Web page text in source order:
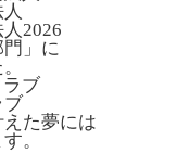
2026
門」に
ブ
えた夢には
。